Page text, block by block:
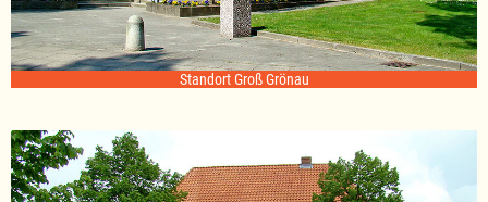
Standort Groß Grönau